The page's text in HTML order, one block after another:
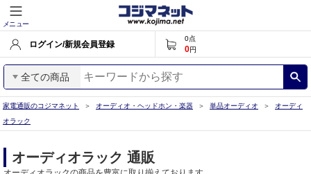
メニュー
ログイン/新規会員登録
0点
0円
全ての商品
家電通販のコジマネット オーディオ・ヘッドホン・楽器 単品オーディオ
オーディ
オラック
オーディオラック 通販